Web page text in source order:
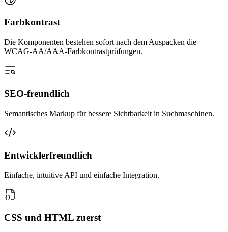
Farbkontrast
Die Komponenten bestehen sofort nach dem Auspacken die
WCAG-AA/AAA-Farbkontrastprüfungen.
SEO-freundlich
Semantisches Markup für bessere Sichtbarkeit in Suchmaschinen.
Entwicklerfreundlich
Einfache, intuitive API und einfache Integration.
CSS und HTML zuerst